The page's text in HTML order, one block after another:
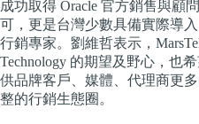
成功取得 Oracle 官方銷售與顧
可，更是台灣少數具備實際導
行銷專家。劉維哲表示，
Technology 的期望及野心，也
供品牌客戶、媒體、代理商更
整的行銷生態圈。